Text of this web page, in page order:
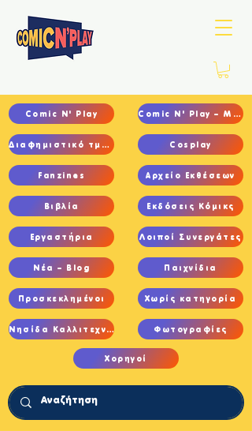
Comic N' Play
Διαφημιστικό τμήμα
Fanzines
Βιβλία
Εργαστήρια
Νέα – Blog
Προσκεκλημένοι
Νησίδα Καλλιτεχνών
Comic N' Play – Main
Cosplay
Αρχείο Εκθέσεων
Εκδόσεις Κόμικς
Λοιποί Συνεργάτες
Παιχνίδια
Χωρίς κατηγορία
Φωτογραφίες
Χορηγοί